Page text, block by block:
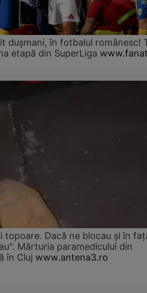
dușmani, în fotbalul românesc!
etapă din SuperLiga
topoare. Dacă ne blocau şi în
Mărturia paramedicului din
în Cluj www.antena3.ro